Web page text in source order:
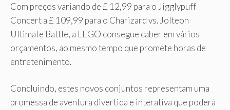
Com preços variando de £ 12,99 para o Jigglypuff
Concert a £ 109,99 para o Charizard vs. Jolteon
Ultimate Battle, a LEGO consegue caber em vários
orçamentos, ao mesmo tempo que promete horas de
entretenimento.
Concluindo, estes novos conjuntos representam uma
promessa de aventura divertida e interativa que poderá